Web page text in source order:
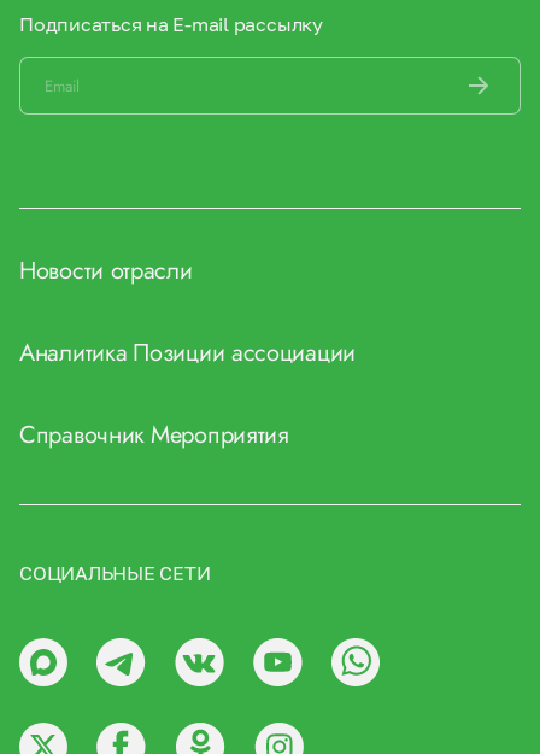
Подписаться на E-mail рассылку
Новости отрасли
Аналитика Позиции ассоциации
СправочникМероприятия
СОЦИАЛЬНЫЕ СЕТИ